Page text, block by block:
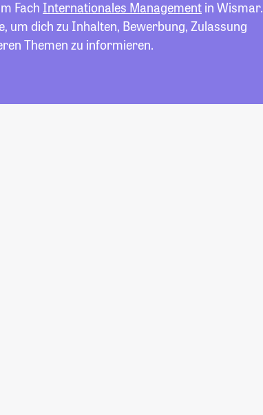
Fach Internationales Management in Wismar.
um dich zu Inhalten, Bewerbung, Zulassung
Themen zu informieren.